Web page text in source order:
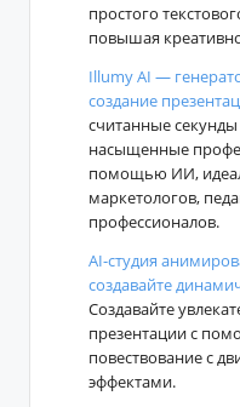
простого
повышая
Illumy AI —
создание
считанные секунды
насыщенные
помощью ИИ,
маркетологов,
профессионалов.
AI-студия
создавайте
Создавайте
презентации с
повествование с
эффектами.